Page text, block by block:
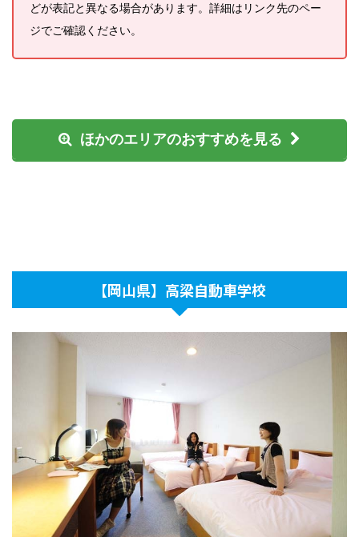
どが表記と異なる場合があります。詳細はリンク先のペー
ジでご確認ください。
ほかのエリアのおすすめを見る
【岡山県】高梁自動車学校